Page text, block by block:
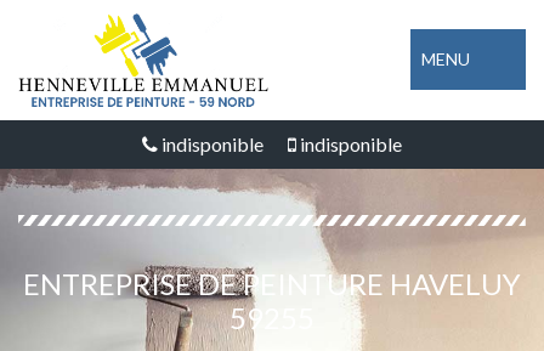
MENU
indisponible indisponible
ENTREPRISE DE PEINTURE HAVELUY
59255